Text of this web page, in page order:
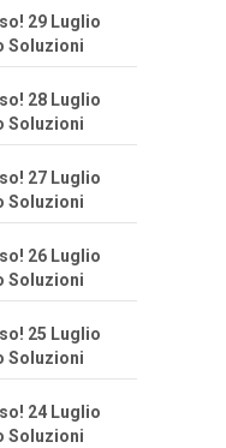
29 Luglio
Soluzioni
28 Luglio
Soluzioni
27 Luglio
Soluzioni
26 Luglio
Soluzioni
25 Luglio
Soluzioni
24 Luglio
Soluzioni